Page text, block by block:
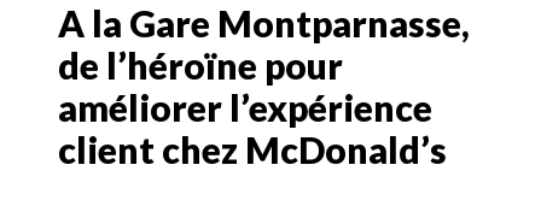
A la Gare Montparnasse,
de l’héroïne pour
améliorer l’expérience
client chez McDonald’s